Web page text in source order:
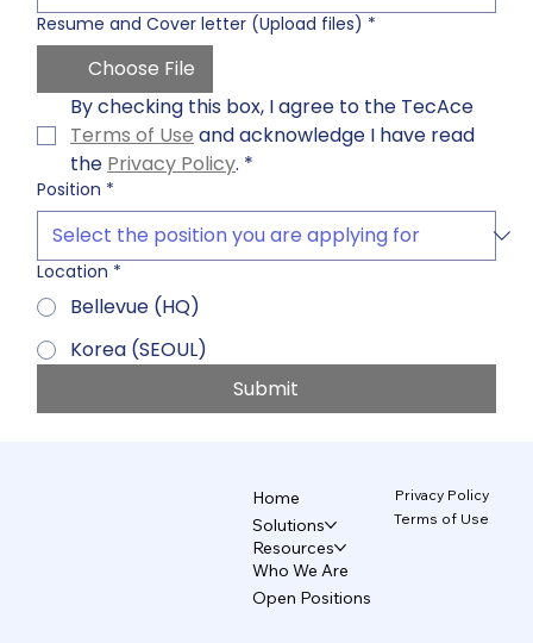
Resume and Cover letter (Upload files) *
Choose File
Terms of Use and acknowledge I have read
the Privacy Policy. *
Position *
Location *
Bellevue (HQ)
Korea (SEOUL)
Submit
Home
Solutions
Resources
Who We Are
Open Positions
Privacy Policy
Terms of Use